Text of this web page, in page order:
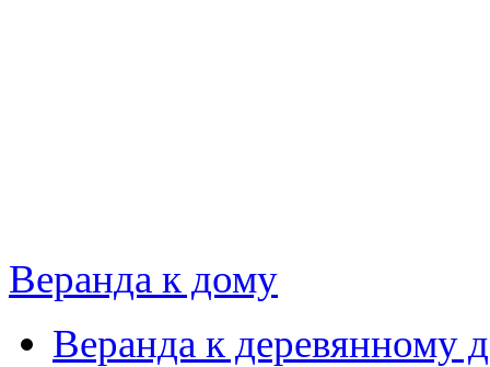
Веранда к дому
Веранда к деревянному